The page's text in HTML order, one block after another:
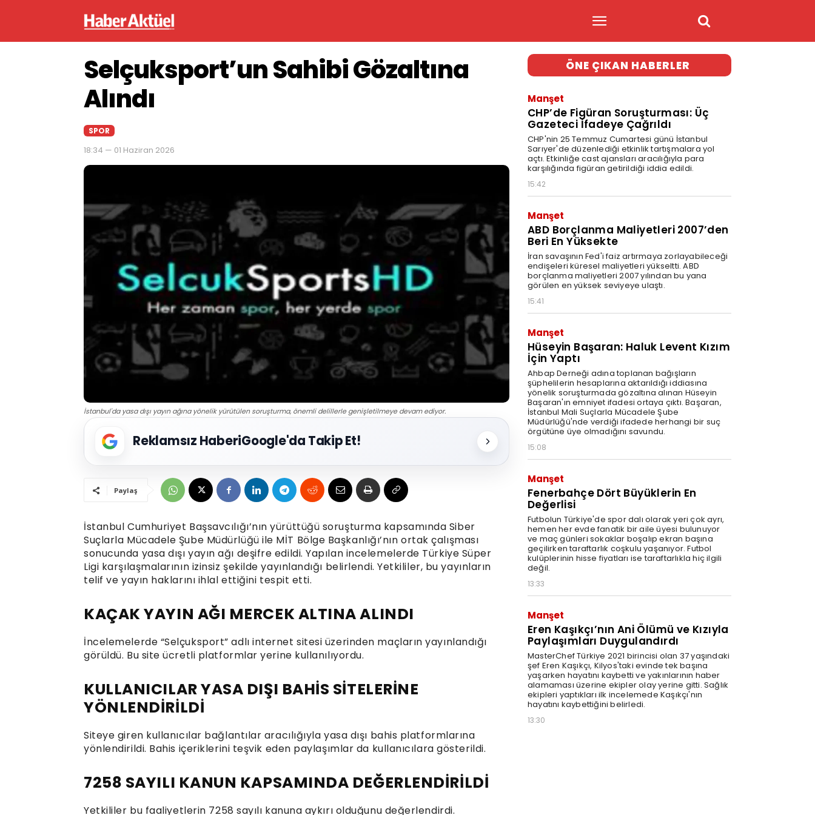
Selçuksport’un Sahibi Gözaltına
Alındı
SPOR
18:34 — 01 Haziran 2026
İstanbul'da yasa dışı yayın ağına yönelik yürütülen soruşturma, önemli delillerle genişletilmeye devam ediyor.
Reklamsız HaberiGoogle'da Takip Et!
Paylaş
İstanbul Cumhuriyet Başsavcılığı’nın yürüttüğü soruşturma kapsamında Siber
Suçlarla Mücadele Şube Müdürlüğü ile MİT Bölge Başkanlığı’nın ortak çalışması
sonucunda yasa dışı yayın ağı deşifre edildi. Yapılan incelemelerde Türkiye Süper
Ligi karşılaşmalarının izinsiz şekilde yayınlandığı belirlendi. Yetkililer, bu yayınların
telif ve yayın haklarını ihlal ettiğini tespit etti.
KAÇAK YAYIN AĞI MERCEK ALTINA ALINDI
İncelemelerde “Selçuksport” adlı internet sitesi üzerinden maçların yayınlandığı
görüldü. Bu site ücretli platformlar yerine kullanılıyordu.
KULLANICILAR YASA DIŞI BAHİS SİTELERİNE
YÖNLENDİRİLDİ
Siteye giren kullanıcılar bağlantılar aracılığıyla yasa dışı bahis platformlarına
yönlendirildi. Bahis içeriklerini teşvik eden paylaşımlar da kullanıcılara gösterildi.
7258 SAYILI KANUN KAPSAMINDA DEĞERLENDİRİLDİ
Yetkililer bu faaliyetlerin 7258 sayılı kanuna aykırı olduğunu değerlendirdi.
ÖNE ÇIKAN HABERLER
Manşet
CHP’de Figüran Soruşturması: Üç
Gazeteci İfadeye Çağrıldı
CHP'nin 25 Temmuz Cumartesi günü İstanbul
Sarıyer'de düzenlediği etkinlik tartışmalara yol
açtı. Etkinliğe cast ajansları aracılığıyla para
karşılığında figüran getirildiği iddia edildi.
15:42
Manşet
ABD Borçlanma Maliyetleri 2007’den
Beri En Yüksekte
İran savaşının Fed'i faiz artırmaya zorlayabileceği
endişeleri küresel maliyetleri yükseltti. ABD
borçlanma maliyetleri 2007 yılından bu yana
görülen en yüksek seviyeye ulaştı.
15:41
Manşet
Hüseyin Başaran: Haluk Levent Kızım
İçin Yaptı
Ahbap Derneği adına toplanan bağışların
şüphelilerin hesaplarına aktarıldığı iddiasına
yönelik soruşturmada gözaltına alınan Hüseyin
Başaran'ın emniyet ifadesi ortaya çıktı. Başaran,
İstanbul Mali Suçlarla Mücadele Şube
Müdürlüğü'nde verdiği ifadede herhangi bir suç
örgütüne üye olmadığını savundu.
15:08
Manşet
Fenerbahçe Dört Büyüklerin En
Değerlisi
Futbolun Türkiye'de spor dalı olarak yeri çok ayrı,
hemen her evde fanatik bir aile üyesi bulunuyor
ve maç günleri sokaklar boşalıp ekran başına
geçilirken taraftarlık coşkulu yaşanıyor. Futbol
kulüplerinin hisse fiyatları ise taraftarlıkla hiç ilgili
değil.
13:33
Manşet
Eren Kaşıkçı’nın Ani Ölümü ve Kızıyla
Paylaşımları Duygulandırdı
MasterChef Türkiye 2021 birincisi olan 37 yaşındaki
şef Eren Kaşıkçı, Kilyos'taki evinde tek başına
yaşarken hayatını kaybetti ve yakınlarının haber
alamaması üzerine ekipler olay yerine gitti. Sağlık
ekipleri yaptıkları ilk incelemede Kaşıkçı'nın
hayatını kaybettiğini belirledi.
13:30